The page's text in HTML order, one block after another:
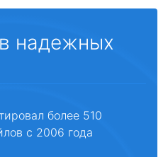
надежных
более 510
с 2006 года